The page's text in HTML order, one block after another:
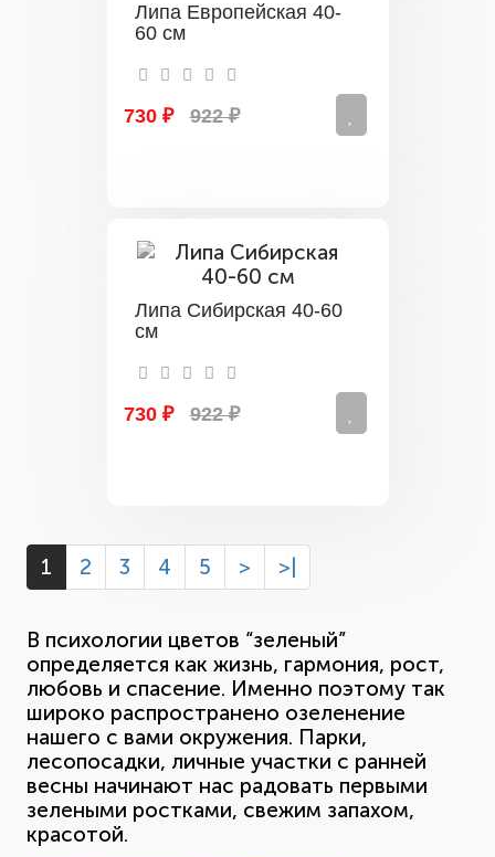
Липа Европейская 40-
60 см
730 ₽ 922 ₽
Липа Сибирская 40-60
см
730 ₽ 922 ₽
1 2 3 4 5 > >|
В психологии цветов “зеленый”
определяется как жизнь, гармония, рост,
любовь и спасение. Именно поэтому так
широко распространено озеленение
нашего с вами окружения. Парки,
лесопосадки, личные участки с ранней
весны начинают нас радовать первыми
зелеными ростками, свежим запахом,
красотой.